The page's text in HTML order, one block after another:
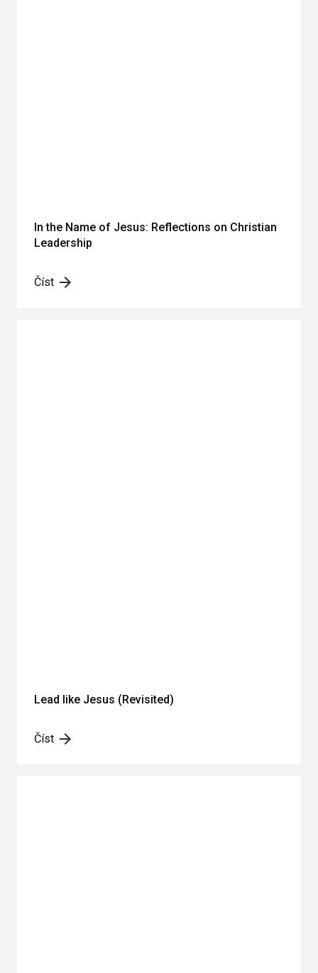
In the Name of Jesus: Reflections on Christian
Leadership
Číst
Lead like Jesus (Revisited)
Číst